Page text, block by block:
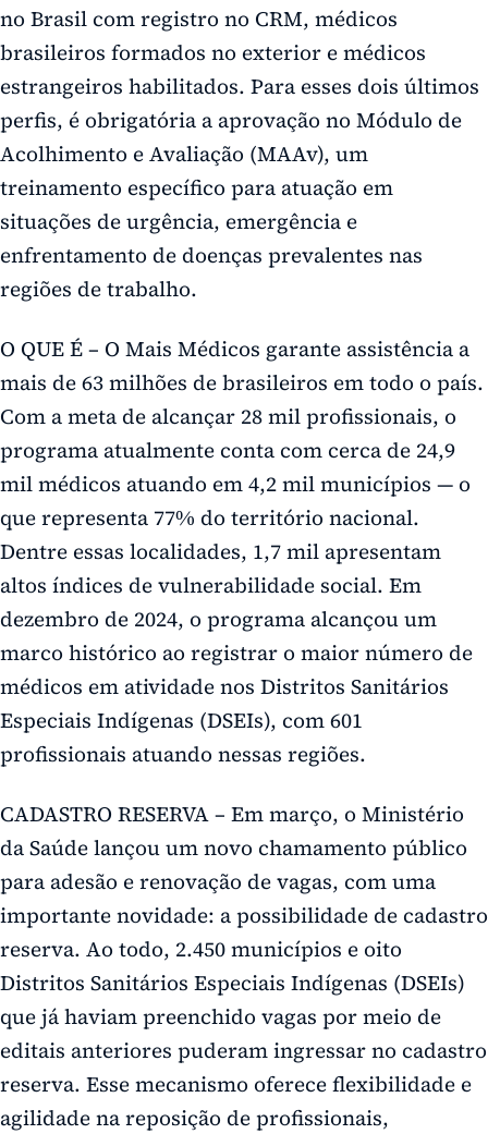
no Brasil com registro no CRM, médicos
brasileiros formados no exterior e médicos
estrangeiros habilitados. Para esses dois últimos
perfis, é obrigatória a aprovação no Módulo de
Acolhimento e Avaliação (MAAv), um
treinamento específico para atuação em
situações de urgência, emergência e
enfrentamento de doenças prevalentes nas
regiões de trabalho.
O QUE É – O Mais Médicos garante assistência a
mais de 63 milhões de brasileiros em todo o país.
Com a meta de alcançar 28 mil profissionais, o
programa atualmente conta com cerca de 24,9
mil médicos atuando em 4,2 mil municípios — o
que representa 77% do território nacional.
Dentre essas localidades, 1,7 mil apresentam
altos índices de vulnerabilidade social. Em
dezembro de 2024, o programa alcançou um
marco histórico ao registrar o maior número de
médicos em atividade nos Distritos Sanitários
Especiais Indígenas (DSEIs), com 601
profissionais atuando nessas regiões.
CADASTRO RESERVA – Em março, o Ministério
da Saúde lançou um novo chamamento público
para adesão e renovação de vagas, com uma
importante novidade: a possibilidade de cadastro
reserva. Ao todo, 2.450 municípios e oito
Distritos Sanitários Especiais Indígenas (DSEIs)
que já haviam preenchido vagas por meio de
editais anteriores puderam ingressar no cadastro
reserva. Esse mecanismo oferece flexibilidade e
agilidade na reposição de profissionais,